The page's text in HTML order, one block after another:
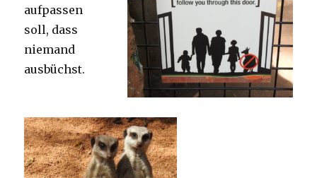
aufpassen
soll, dass
niemand
ausbüchst.